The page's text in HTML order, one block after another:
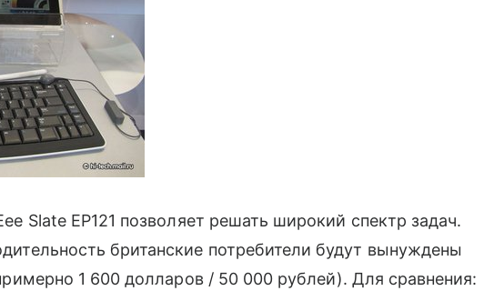
Slate EP121 позволяет решать широкий спектр задач.
британские потребители будут вынуждены
1 600 долларов / 50 000 рублей). Для сравнения: